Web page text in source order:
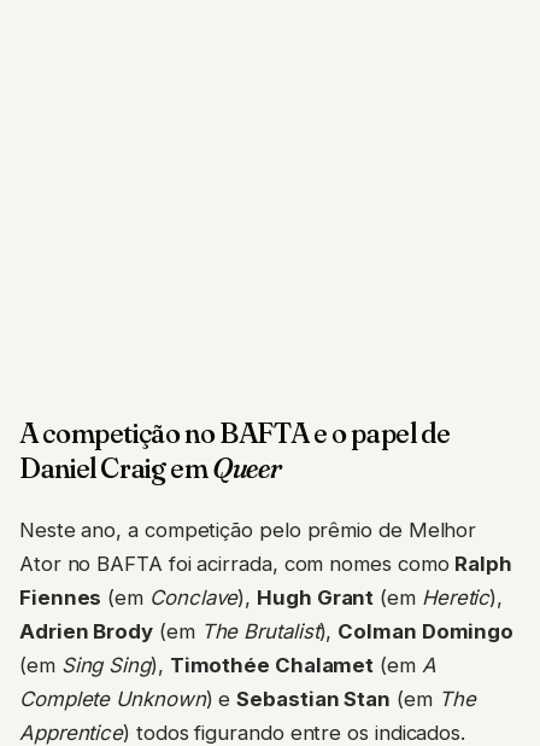
A competição no BAFTA e o papel de
Daniel Craig emQueer
Neste ano, a competição pelo prêmio de Melhor
Ator no BAFTA foi acirrada, com nomes como Ralph
Fiennes (em Conclave), Hugh Grant (em Heretic),
Adrien Brody (em The Brutalist), Colman Domingo
(em Sing Sing), Timothée Chalamet (em A
Complete Unknown) eSebastian Stan (em The
Apprentice) todos figurando entre os indicados.